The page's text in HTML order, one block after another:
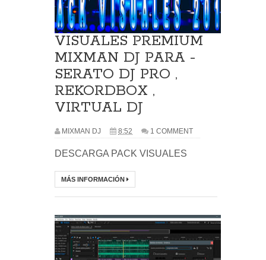
VISUALES PREMIUM
MIXMAN DJ PARA -
SERATO DJ PRO ,
REKORDBOX ,
VIRTUAL DJ
MIXMAN DJ 8:52 1 COMMENT
DESCARGA PACK VISUALES
MÁS INFORMACIÓN